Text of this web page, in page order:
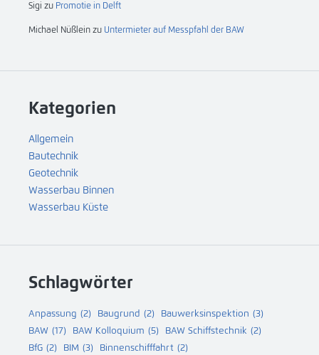
Sigi zu Promotie in Delft
Michael Nüßlein zu Untermieter auf Messpfahl der BAW
Kategorien
Allgemein
Bautechnik
Geotechnik
Wasserbau Binnen
Wasserbau Küste
Schlagwörter
Anpassung (2) Baugrund (2) Bauwerksinspektion (3)
BAW (17) BAW Kolloquium (5) BAW Schiffstechnik (2)
BfG (2) BIM (3) Binnenschifffahrt (2)